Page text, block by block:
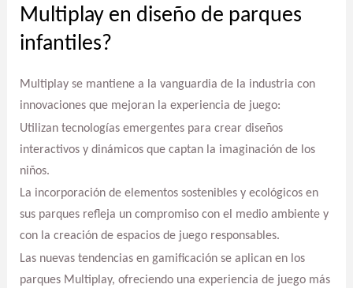
Multiplay en diseño de parques
infantiles?
Multiplay se mantiene a la vanguardia de la industria con
innovaciones que mejoran la experiencia de juego:
Utilizan tecnologías emergentes para crear diseños
interactivos y dinámicos que captan la imaginación de los
niños.
La incorporación de elementos sostenibles y ecológicos en
sus parques refleja un compromiso con el medio ambiente y
con la creación de espacios de juego responsables.
Las nuevas tendencias en gamificación se aplican en los
parques Multiplay, ofreciendo una experiencia de juego más